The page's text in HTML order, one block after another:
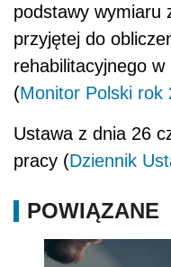
podstawy wymiaru
przyjętej do
rehabilitacyjnego
(Monitor Polski rok
Ustawa z dnia 26
pracy (Dziennik
POWIĄZANE